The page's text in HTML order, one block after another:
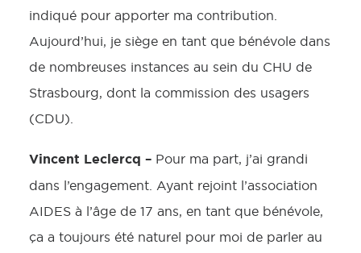
indiqué pour apporter ma contribution.
Aujourd’hui, je siège en tant que bénévole dans
de nombreuses instances au sein du CHU de
Strasbourg, dont la commission des usagers
(CDU).
Vincent Leclercq – Pour ma part, j’ai grandi
dans l’engagement. Ayant rejoint l’association
AIDES à l’âge de 17 ans, en tant que bénévole,
ça a toujours été naturel pour moi de parler au